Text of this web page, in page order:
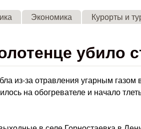
Экономика Курорты и
убило
из-за отравления угарным
на обогревателе и начало